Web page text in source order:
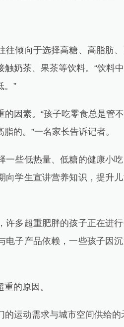
倾向于选择高糖、高脂肪、
奶茶、果茶等饮料。“饮料
。”
素。“孩子吃零食总是管
的。”一名家长告诉记者。
些低热量、低糖的健康小吃
向学生宣讲营养知识，提升
多超重肥胖的孩子正在进行
子产品依赖，一些孩子因
的原因。
动需求与城市空间供给的